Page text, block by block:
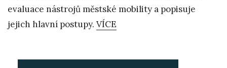
evaluace nástrojů městské mobility a popisuje
jejich hlavní postupy. VÍCE